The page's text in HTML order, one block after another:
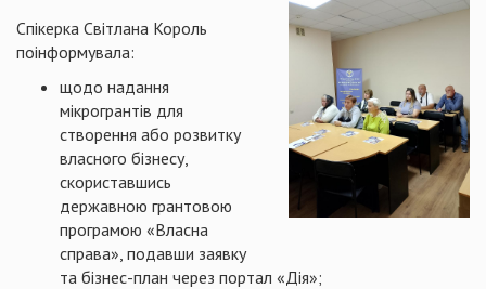
Спікерка Світлана Король
поінформувала:
щодо надання
мікрогрантів для
створення або розвитку
власного бізнесу,
скориставшись
державною грантовою
програмою «Власна
справа», подавши заявку
та бізнес-план через портал «Дія»;